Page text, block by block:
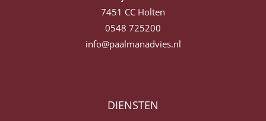
7451 CC Holten
0548 725200
info@paalmanadvies.nl
DIENSTEN